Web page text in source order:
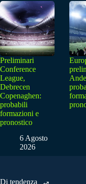
Preliminari
Conference
League,
Debrecen
Copenaghen:
probabili
formazioni e
pronostico
6 Agosto
2026
Di tendenza